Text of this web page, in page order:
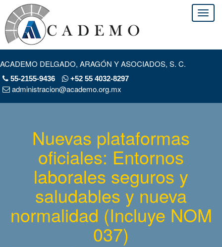
ACADEMO DELGADO, ARAGÓN Y ASOCIADOS, S. C.
55-2155-9436 +52 55 4032-8297
administracion@academo.org.mx
Nuevas plataformas
oficiales: Entornos
laborales seguros y
saludables y nueva
normalidad (Incluye NOM
037)